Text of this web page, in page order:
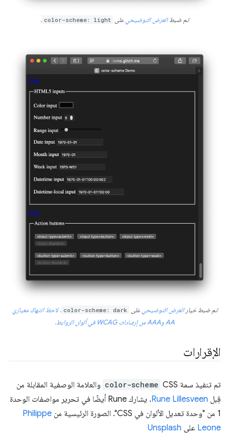
تم ضبطالعرض التوضيحيعلى color-scheme: light
.
تم ضبط خيارالعرض التوضيحيعلى color-scheme: dark
.لاحظ انتهاك معيارَي
AA وAAA من إرشادات WCAG في ألوان الروابط.
الإقرارات
تم تنفيذ سمة CSS color-scheme والعلامة الوصفية المقابلة من
قِبل Rune Lillesveen
. يشارك Rune أيضًا في تحرير مواصفات الوحدة
1 من "وحدة تعديل الألوان في CSS". الصورة الرئيسية من
Philippe
Leone على Unsplash